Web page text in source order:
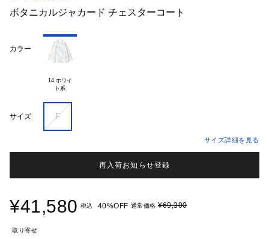
ボタニカルジャカード チェスターコート
カラー
14 ホワイ
サイズ F
サイズ詳細を見る
再入荷お知らせ登録
¥41,580 税込 40%OFF 通常価格 ¥69,300
取り寄せ